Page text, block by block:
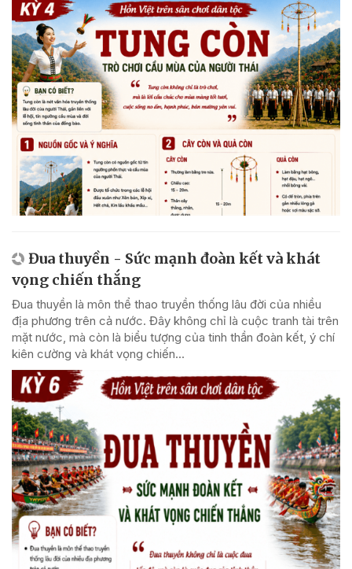
Đua thuyền - Sức mạnh đoàn kết và khát
vọng chiến thắng
Đua thuyền là môn thể thao truyền thống lâu đời của nhiều
địa phương trên cả nước. Đây không chỉ là cuộc tranh tài trên
mặt nước, mà còn là biểu tượng của tinh thần đoàn kết, ý chí
kiên cường và khát vọng chiến...